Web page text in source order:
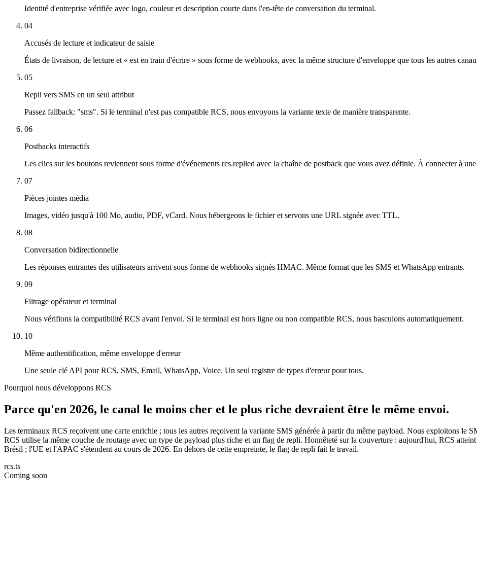
Identité d'entreprise vérifiée avec logo, couleur et description courte dans l'en-tête de conversation du terminal.
04
Accusés de lecture et indicateur de saisie
États de livraison, de lecture et « est en train d'écrire » sous forme de webhooks, avec la même structure d'enveloppe que tous les autres
05
Repli vers SMS en un seul attribut
Passez fallback: "sms". Si le terminal n'est pas compatible RCS, nous envoyons la variante texte de manière transparente.
06
Postbacks interactifs
Les clics sur les boutons reviennent sous forme d'événements rcs.replied avec la chaîne de postback que vous avez définie. À connecter à une
07
Pièces jointes média
Images, vidéo jusqu'à 100 Mo, audio, PDF, vCard. Nous hébergeons le fichier et servons une URL signée avec TTL.
08
Conversation bidirectionnelle
Les réponses entrantes des utilisateurs arrivent sous forme de webhooks signés HMAC. Même format que les SMS et WhatsApp entrants.
09
Filtrage opérateur et terminal
Nous vérifions la compatibilité RCS avant l'envoi. Si le terminal est hors ligne ou non compatible RCS, nous basculons automatiquement.
10
Même authentification, même enveloppe d'erreur
Une seule clé API pour RCS, SMS, Email, WhatsApp, Voice. Un seul registre de types d'erreur pour tous.
Pourquoi nous développons RCS
Parce qu'en 2026, le canal le moins cher et le plus riche devraient être le même envoi.
Les terminaux RCS reçoivent une carte enrichie ; tous les autres reçoivent la variante SMS générée à partir du même payload. Nous exploitons le
RCS utilise la même couche de routage avec un type de payload plus riche et un flag de repli. Honnêteté sur la couverture : aujourd'hui, RCS
Brésil ; l'UE et l'APAC s'étendent au cours de 2026. En dehors de cette empreinte, le flag de repli fait le travail.
rcs.ts
Coming soon